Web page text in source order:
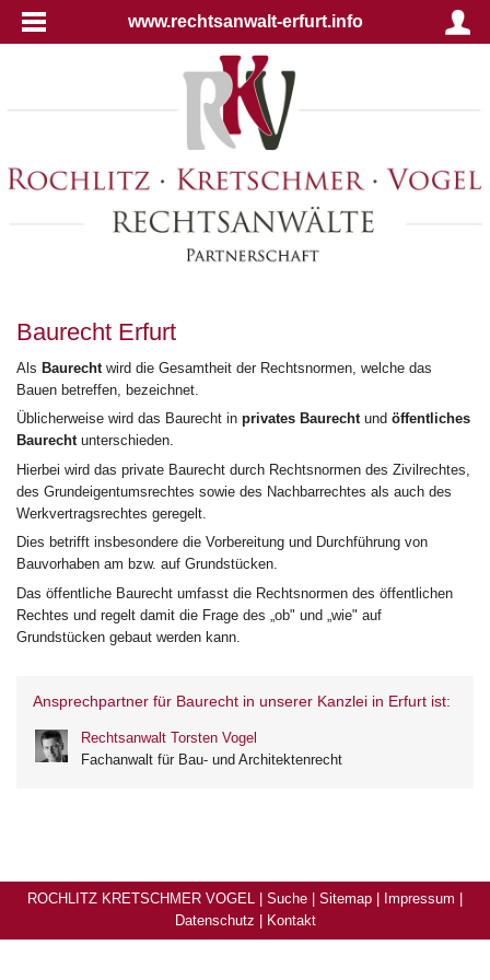
www.rechtsanwalt-erfurt.info
Baurecht Erfurt
Als Baurecht wird die Gesamtheit der Rechtsnormen, welche das
Bauen betreffen, bezeichnet.
Üblicherweise wird das Baurecht in privates Baurechtund öffentliches
Baurechtunterschieden.
Hierbei wird das private Baurecht durch Rechtsnormen des Zivilrechtes,
des Grundeigentumsrechtes sowie des Nachbarrechtes als auch des
Werkvertragsrechtes geregelt.
Dies betrifft insbesondere die Vorbereitung und Durchführung von
Bauvorhaben am bzw. auf Grundstücken.
Das öffentliche Baurecht umfasst die Rechtsnormen des öffentlichen
Rechtes und regelt damit die Frage des „ob" und „wie" auf
Grundstücken gebaut werden kann.
Ansprechpartner für Baurecht in unserer Kanzlei in Erfurt ist:
Rechtsanwalt Torsten Vogel
Fachanwalt für Bau- und Architektenrecht
ROCHLITZ KRETSCHMER VOGEL | Suche Sitemap Impressum
Datenschutz
Kontakt